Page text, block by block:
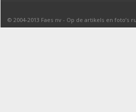
© 2004-2013 Faes nv - Op de artikels en foto’s